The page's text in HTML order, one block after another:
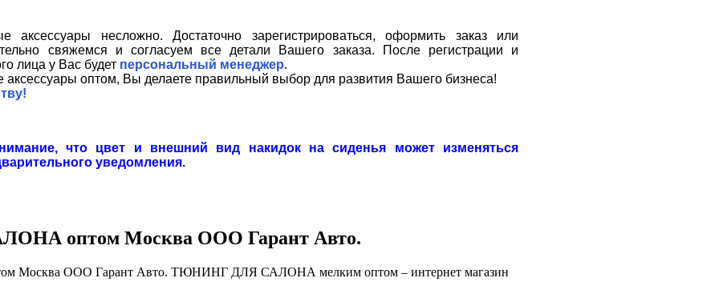
аксессуары несложно. Достаточно зарегистрироваться, оформить заказ или
свяжемся и согласуем все детали Вашего заказа. После регистрации и
лица у Вас будет персональный менеджер.
аксессуары оптом, Вы делаете правильный выбор для развития Вашего бизнеса!
что цвет и внешний вид накидок на сиденья может изменяться
уведомления.
оптом Москва ООО Гарант Авто.
ООО Гарант Авто. ТЮНИНГ ДЛЯ САЛОНА мелким оптом – интернет магазин